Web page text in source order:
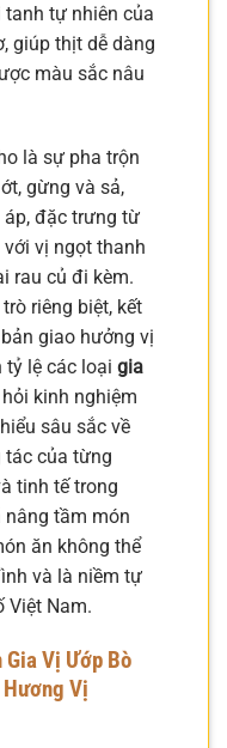
tự nhiên của
giúp thịt dễ dàng
màu sắc nâu
là sự pha trộn
gừng và sả,
đặc trưng từ
với vị ngọt thanh
rau củ đi kèm.
riêng biệt, kết
giao hưởng vị
tỷ lệ các loại gia
kinh nghiệm
sâu sắc về
của từng
tinh tế trong
nâng tầm món
ăn không thể
và là niềm tự
Việt Nam.
Gia Vị Ướp Bò
Hương Vị